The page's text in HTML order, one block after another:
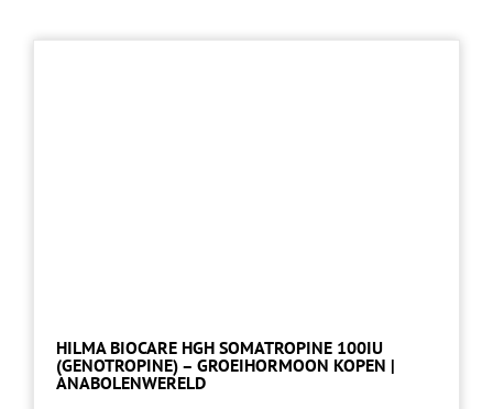
HILMA BIOCARE HGH SOMATROPINE 100IU
(GENOTROPINE) – GROEIHORMOON KOPEN |
ANABOLENWERELD